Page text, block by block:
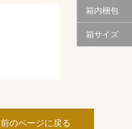
箱内梱包
箱サイズ
前のページに戻る